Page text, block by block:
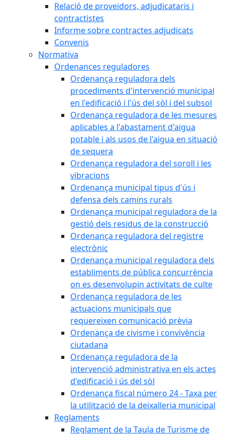
Relació de proveïdors, adjudicataris i
contractistes
Informe sobre contractes adjudicats
Convenis
Normativa
Ordenances reguladores
Ordenança reguladora dels
procediments d'intervenció municipal
en l'edificació i l'ús del sòl i del subsol
Ordenança reguladora de les mesures
aplicables a l'abastament d'aigua
potable i als usos de l'aigua en situació
de sequera
Ordenança reguladora del soroll i les
vibracions
Ordenança municipal tipus d'ús i
defensa dels camins rurals
Ordenança municipal reguladora de la
gestió dels residus de la construcció
Ordenança reguladora del registre
electrònic
Ordenança municipal reguladora dels
establiments de pública concurrència
on es desenvolupin activitats de culte
Ordenança reguladora de les
actuacions municipals que
requereixen comunicació prèvia
Ordenança de civisme i convivència
ciutadana
Ordenança reguladora de la
intervenció administrativa en els actes
d'edificació i ús del sòl
Ordenança fiscal número 24 - Taxa per
la utilització de la deixalleria municipal
Reglaments
Reglament de la Taula de Turisme de